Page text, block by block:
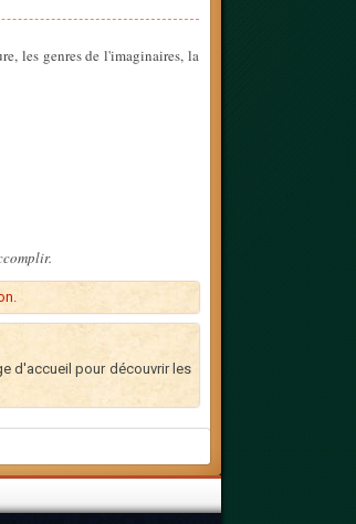
les genres de l'imaginaires, la
d'accueil pour découvrir les